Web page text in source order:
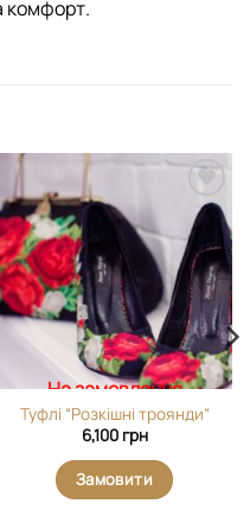
комфорт.
Додати
виріб у
вибране
На замовлення
Туфлі “Розкішні троянди”
6,100 грн
Замовити